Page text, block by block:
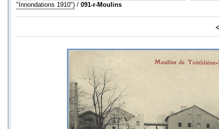
"Innondations 1910") / 091-r-Moulins